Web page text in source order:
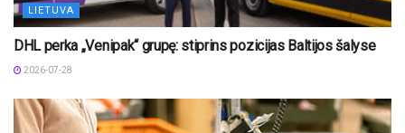
LIETUVA
DHL perka „Venipak“ grupę: stiprins pozicijas Baltijos šalyse
2026-07-28